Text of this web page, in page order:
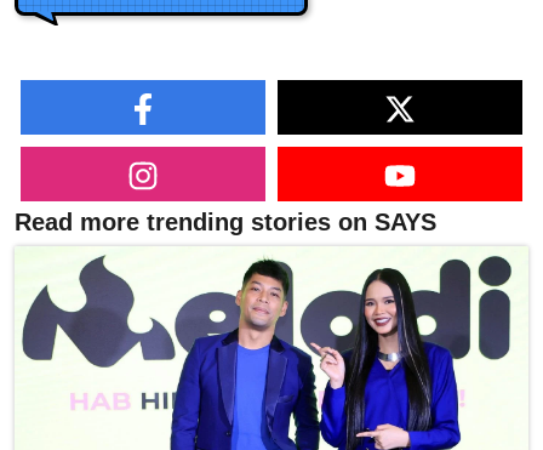
Read more trending stories on SAYS